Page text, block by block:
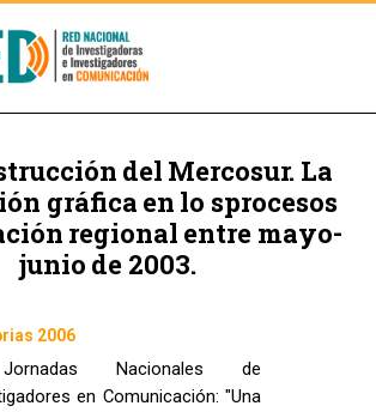
del Mercosur. La
gráfica en lo sprocesos
regional entre mayo-
junio de 2003.
2006
Nacionales de
en Comunicación: "Una